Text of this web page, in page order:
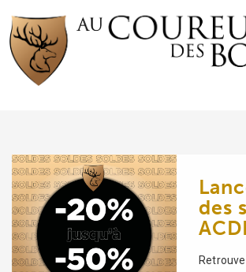
des